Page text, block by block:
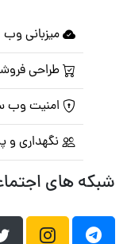
میزبانی وب
طراحی
امنیت وب
نگهداری و
شبکه های